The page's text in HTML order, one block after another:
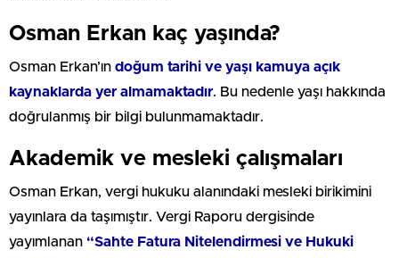
Osman Erkan kaç yaşında?
Osman Erkan’ın doğum tarihi ve yaşı kamuya açık
kaynaklarda yer almamaktadır. Bu nedenle yaşı hakkında
doğrulanmış bir bilgi bulunmamaktadır.
Akademik ve mesleki çalışmaları
Osman Erkan, vergi hukuku alanındaki mesleki birikimini
yayınlara da taşımıştır. Vergi Raporu dergisinde
yayımlanan “Sahte Fatura Nitelendirmesi ve Hukuki